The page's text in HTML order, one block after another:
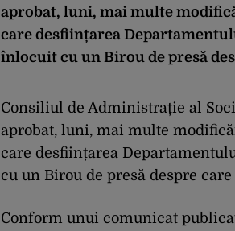
aprobat, luni, mai multe
care desființarea
înlocuit cu un Birou de presă
Consiliul de Administrație al
aprobat, luni, mai multe
care desființarea
cu un Birou de presă despre
Conform unui comunicat